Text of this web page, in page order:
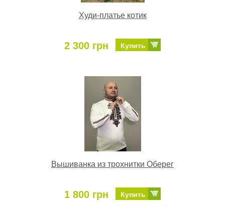
Худи-платье котик
2 300 грн Купить
Вышиванка из трохнитки Оберег
1 800 грн Купить